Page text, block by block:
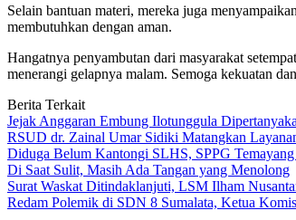
Selain bantuan materi, mereka juga
membutuhkan dengan aman.
Hangatnya penyambutan dari masyarakat
menerangi gelapnya malam. Semoga kekuatan
Berita Terkait
Jejak Anggaran Embung Ilotunggula
RSUD dr. Zainal Umar Sidiki Matangkan
Diduga Belum Kantongi SLHS, SPPG
Di Saat Sulit, Masih Ada Tangan yang Menolong
Surat Waskat Ditindaklanjuti, LSM Ilham
Redam Polemik di SDN 8 Sumalata, Ketua